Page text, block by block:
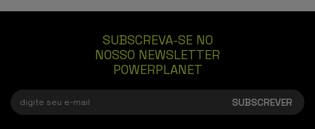
novamente, ai por cima o preço está
Pais
10/01/2026
SUBSCREVA-SE NO
NOSSO NEWSLETTER
POWERPLANET